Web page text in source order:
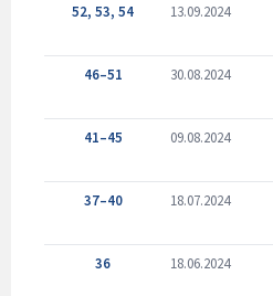
52, 53, 54 13.09.2024
46–51 30.08.2024
41–45 09.08.2024
37–40 18.07.2024
36 18.06.2024